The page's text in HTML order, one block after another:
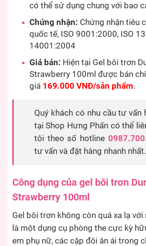
có thể sử dụng chung với bao
Chứng nhận: Chứng nhận tiêu
quốc tế, ISO 9001:2000, ISO
14001:2004
Giá bán: Hiện tại Gel bôi trơn
Strawberry 100ml được bán
giá 169.000 VNĐ/sản phẩm.
Quý khách có nhu cầu tư vấn
tại Shop Hưng Phấn có thể
tôi theo số hotline
tư vấn và đặt hàng nhanh nhất.
Công dụng của gel bôi trơn
Strawberry 100ml
Gel bôi trơn không còn quá xa lạ
là một dụng cụ phòng the cực kỳ
em phụ nữ, các cặp đôi ân ái trong